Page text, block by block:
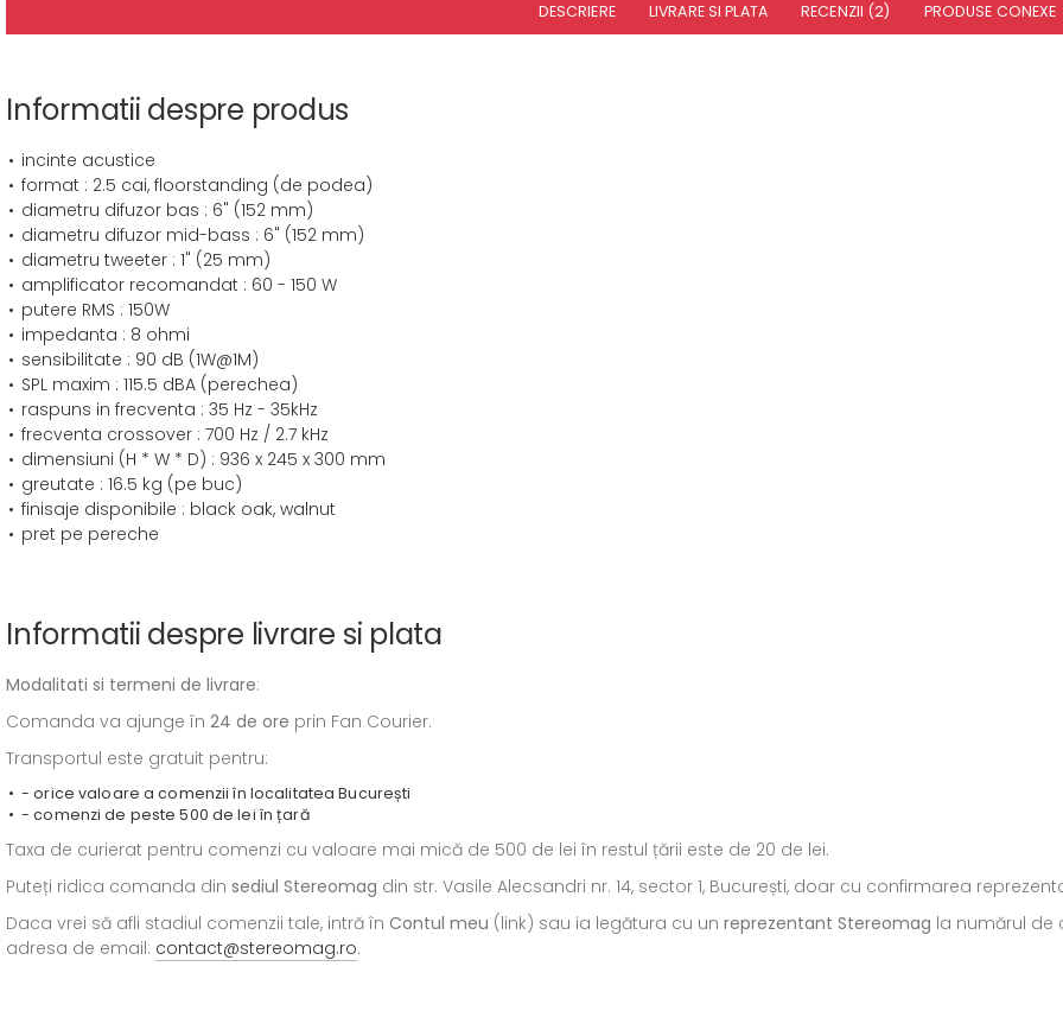
DESCRIERE LIVRARE SI PLATA RECENZII (2) PRODUSE CONEXE
Informatii despre produs
incinte acustice
format : 2.5 cai, floorstanding (de podea)
diametru difuzor bas : 6" (152 mm)
diametru difuzor mid-bass : 6" (152 mm)
diametru tweeter : 1" (25 mm)
amplificator recomandat : 60 - 150 W
putere RMS : 150W
impedanta : 8 ohmi
sensibilitate : 90 dB (1W@1M)
SPL maxim : 115.5 dBA (perechea)
raspuns in frecventa : 35 Hz - 35kHz
frecventa crossover : 700 Hz / 2.7 kHz
dimensiuni (H * W * D) : 936 x 245 x 300 mm
greutate : 16.5 kg (pe buc)
finisaje disponibile : black oak, walnut
pret pe pereche
Informatii despre livrare si plata
Modalitati si termeni de livrare:
Comanda va ajunge în 24 de ore prin Fan Courier.
Transportul este gratuit pentru:
- orice valoare a comenzii în localitatea București
- comenzi de peste 500 de lei în țară
Taxa de curierat pentru comenzi cu valoare mai mică de 500 de lei în restul țării este de 20 de lei.
Puteți ridica comanda din sediul Stereomag din str. Vasile Alecsandri nr. 14, sector 1, București, doar cu confirmarea
Daca vrei să afli stadiul comenzii tale, intră în Contul meu (link) sau ia legătura cu un reprezentant Stereomag la numărul de
adresa de email: contact@stereomag.ro.